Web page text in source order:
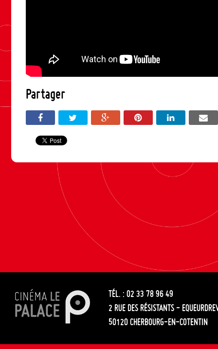
Partager
TÉL. : 02 33 78 96 49
2 RUE DES RÉSISTANTS -
50120 CHERBOURG-EN-COTENTIN